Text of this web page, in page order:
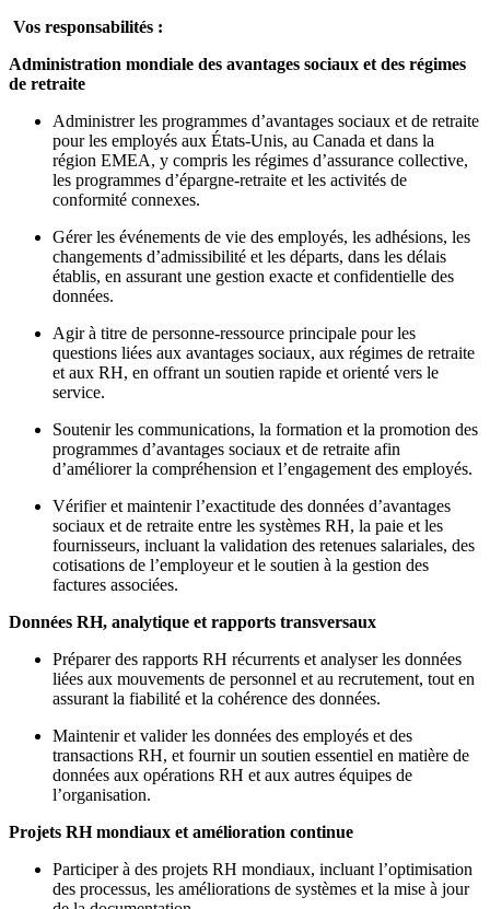
Vos responsabilités :
Administration mondiale des avantages sociaux et des régimes
de retraite
Administrer les programmes d’avantages sociaux et de retraite
pour les employés aux États‑Unis, au Canada et dans la
région EMEA, y compris les régimes d’assurance collective,
les programmes d’épargne‑retraite et les activités de
conformité connexes.
Gérer les événements de vie des employés, les adhésions, les
changements d’admissibilité et les départs, dans les délais
établis, en assurant une gestion exacte et confidentielle des
données.
Agir à titre de personne‑ressource principale pour les
questions liées aux avantages sociaux, aux régimes de retraite
et aux RH, en offrant un soutien rapide et orienté vers le
service.
Soutenir les communications, la formation et la promotion des
programmes d’avantages sociaux et de retraite afin
d’améliorer la compréhension et l’engagement des employés.
Vérifier et maintenir l’exactitude des données d’avantages
sociaux et de retraite entre les systèmes RH, la paie et les
fournisseurs, incluant la validation des retenues salariales, des
cotisations de l’employeur et le soutien à la gestion des
factures associées.
Données RH, analytique et rapports transversaux
Préparer des rapports RH récurrents et analyser les données
liées aux mouvements de personnel et au recrutement, tout en
assurant la fiabilité et la cohérence des données.
Maintenir et valider les données des employés et des
transactions RH, et fournir un soutien essentiel en matière de
données aux opérations RH et aux autres équipes de
l’organisation.
Projets RH mondiaux et amélioration continue
Participer à des projets RH mondiaux, incluant l’optimisation
des processus, les améliorations de systèmes et la mise à jour